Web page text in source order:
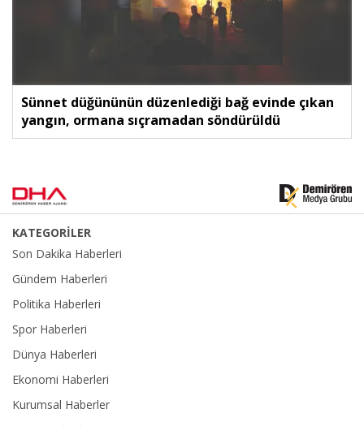
Sünnet düğününün düzenlediği bağ evinde çıkan
yangın, ormana sıçramadan söndürüldü
KATEGORİLER
Son Dakika Haberleri
Gündem Haberleri
Politika Haberleri
Spor Haberleri
Dünya Haberleri
Ekonomi Haberleri
Kurumsal Haberler